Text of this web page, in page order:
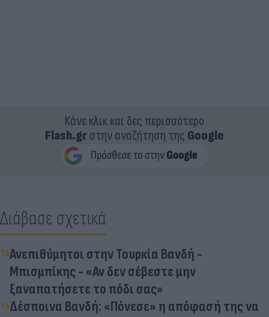
Κάνε κλικ και δες περισσότερο
Flash.grστην αναζήτηση της Google
Διάβασε σχετικά
Ανεπιθύμητοι στην Τουρκία Βανδή -
Μπισμπίκης - «Αν δεν σέβεστε μην
ξαναπατήσετε το πόδι σας»
Δέσποινα Βανδή: «Πόνεσε» η απόφασή της να